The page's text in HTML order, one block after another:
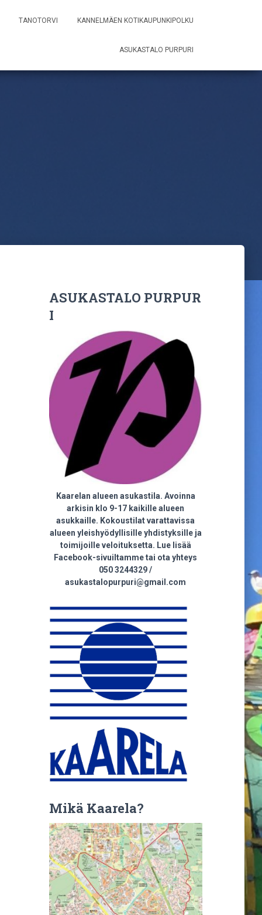
TANOTORVI KANNELMÄEN KOTIKAUPUNKIPOLKU
ASUKASTALO PURPURI
ASUKASTALO PURPUR
I
Kaarelan alueen asukastila. Avoinna
arkisin klo 9-17 kaikille alueen
asukkaille. Kokoustilat varattavissa
alueen yleishyödyllisille yhdistyksille ja
toimijoille veloituksetta. Lue lisää
Facebook-sivuiltamme tai ota yhteys
050 3244329 /
asukastalopurpuri@gmail.com
Mikä Kaarela?